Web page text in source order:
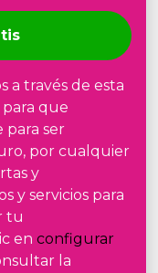
a través de esta
que
para ser
por cualquier
y
y servicios para
tu
en configurar
la